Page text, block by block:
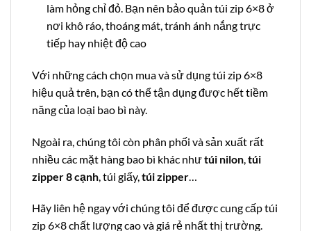
làm hỏng chỉ đỏ. Bạn nên bảo quản túi zip 6×8 ở
nơi khô ráo, thoáng mát, tránh ánh nắng trực
tiếp hay nhiệt độ cao
Với những cách chọn mua và sử dụng túi zip 6×8
hiệu quả trên, bạn có thể tận dụng được hết tiềm
năng của loại bao bì này.
Ngoài ra, chúng tôi còn phân phối và sản xuất rất
nhiều các mặt hàng bao bì khác nhưtúi nilon túi
zipper 8 cạnh , túi giấy, túi zipper
Hãy liên hệ ngay với chúng tôi để được cung cấp túi
zip 6×8 chất lượng cao và giá rẻ nhất thị trường.